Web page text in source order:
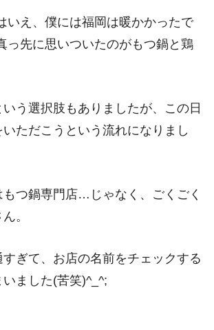
いえ、僕には福岡は暖かかったで
っ先に思いついたのがもつ鍋と鶏
う選択肢もありましたが、この日
ただこうという流れになりまし
もつ鍋専門店…じゃなく、ごくごく
。
ぎて、お店の名前をチェックする
ました(苦笑)^_^;